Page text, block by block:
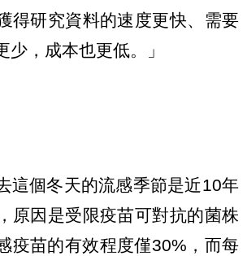
得研究資料的速度更快、需要
少，成本也更低。」
這個冬天的流感季節是近10年
原因是受限疫苗可對抗的菌株
疫苗的有效程度僅30%，而每